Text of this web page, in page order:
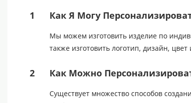
1 Как Я Могу
Мы можем изготовить изделие по
также изготовить логотип, дизайн,
2 Как Можно
Существует множество способов